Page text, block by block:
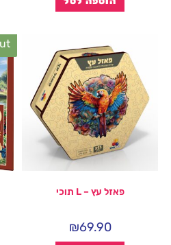
פאזל עץ – L תוכי
₪69.90